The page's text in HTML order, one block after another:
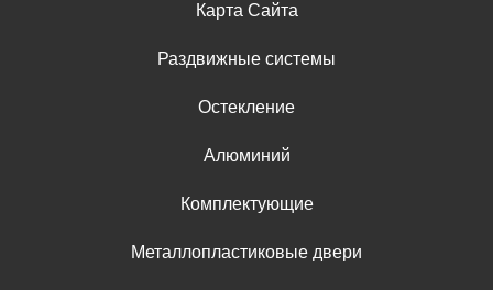
Карта Сайта
Раздвижные системы
Остекление
Алюминий
Комплектующие
Металлопластиковые двери